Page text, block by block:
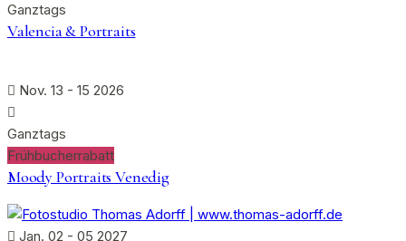
Ganztags
Valencia & Portraits
Nov. 13 - 15 2026
Ganztags
Frühbucherrabatt
Moody Portraits Venedig
Jan. 02 - 05 2027